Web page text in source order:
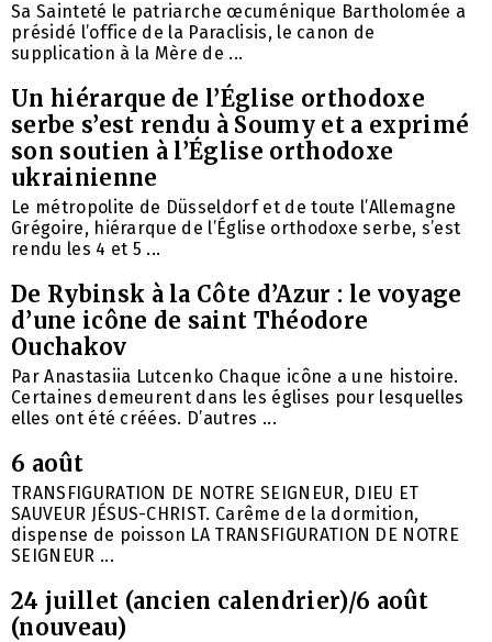
Sa Sainteté le patriarche œcuménique Bartholomée a
présidé l’office de la Paraclisis, le canon de
supplication à la Mère de ...
Un hiérarque de l’Église orthodoxe
serbe s’est rendu à Soumy et a exprimé
son soutien à l’Église orthodoxe
ukrainienne
Le métropolite de Düsseldorf et de toute l’Allemagne
Grégoire, hiérarque de l’Église orthodoxe serbe, s’est
rendu les 4 et 5 ...
De Rybinsk à la Côte d’Azur : le voyage
d’une icône de saint Théodore
Ouchakov
Par Anastasiia Lutcenko Chaque icône a une histoire.
Certaines demeurent dans les églises pour lesquelles
elles ont été créées. D’autres ...
6 août
TRANSFIGURATION DE NOTRE SEIGNEUR, DIEU ET
SAUVEUR JÉSUS-CHRIST. Carême de la dormition,
dispense de poisson LA TRANSFIGURATION DE NOTRE
SEIGNEUR ...
24 juillet (ancien calendrier)/6 août
(nouveau)